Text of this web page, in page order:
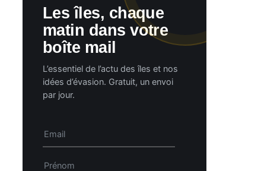
Les îles, chaque
matin dans votre
boîte mail
L’essentiel de l’actu des îles et nos
idées d’évasion. Gratuit, un envoi
par jour.